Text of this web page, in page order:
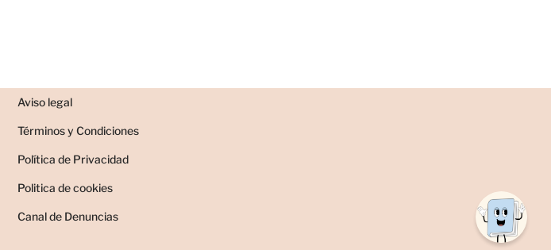
Aviso legal
Términos y Condiciones
Política de Privacidad
Politica de cookies
Canal de Denuncias